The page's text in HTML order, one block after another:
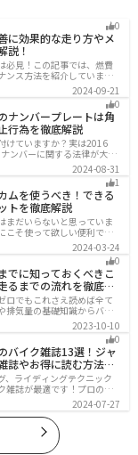
0
に効果的な走り方やメ
説！
必見！この記事では、燃費
ンス方法を紹介していま
物を軽くすることで、燃費
を読めば、燃費を改善する
2024-09-21
0
ナンバープレートは角
行為を徹底解説
けていますか？実は2016
ンバーに関する法律が大き
バー、ステーなど昔は大丈
が発生します。正しく理解
ょう。合法で使えるアイテ
2024-08-31
1
ムを使うべき！できる
トを徹底解説
まだいらないと思っていま
こそ使って欲しい便利で安
。インカムでできることや
めましたので、気になって
い。
2024-03-24
0
でに知っておくべきこ
るまでの流れを徹底解
ロでもこれさえ読めば全て
排気量の基礎知識からバイ
購入、納車、その後のバイ
ます！
2023-10-10
0
バイク雑誌13選！ジャ
誌やお得に読む方法も
、ライディングテクニック
雑誌が最適です！プロのラ
報とわかりやすい写真でま
に理解できます。そんなバ
メのバイク雑誌をまとめ
利用すれば全ての雑誌をお
ススメです。
2024-07-27